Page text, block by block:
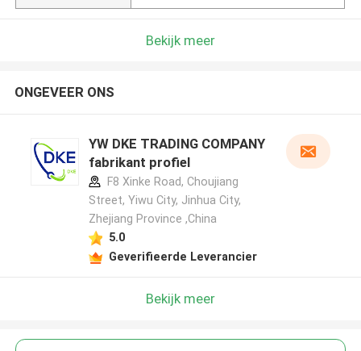
Bekijk meer
ONGEVEER ONS
YW DKE TRADING COMPANY
fabrikant profiel
F8 Xinke Road, Choujiang
Street, Yiwu City, Jinhua City,
Zhejiang Province ,China
5.0
Geverifieerde Leverancier
Bekijk meer